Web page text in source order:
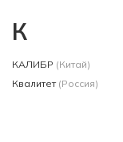
К
КАЛИБР (Китай)
Квалитет (Россия)